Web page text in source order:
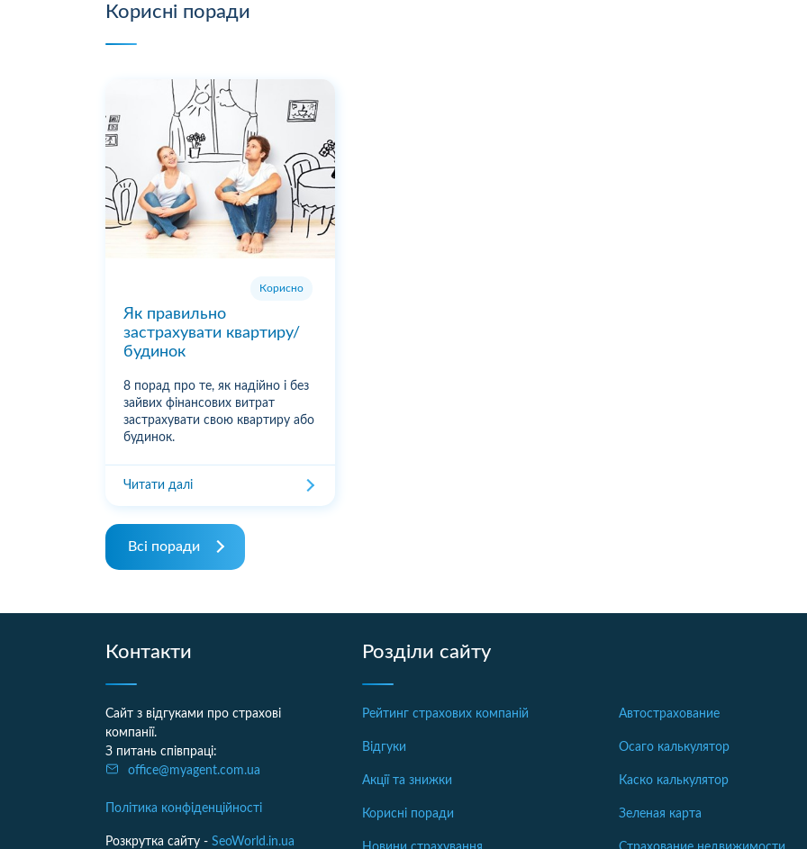
Корисні поради
Корисно
Як правильно
застрахувати квартиру/
будинок
8 порад про те, як надійно і без
зайвих фінансових витрат
застрахувати свою квартиру або
будинок.
Читати далі
Всі поради
Контакти
Сайт з відгуками про страхові
компанії.
З питань співпраці:
office@myagent.com.ua
Політика конфіденційності
Розкрутка сайту - SeoWorld.in.ua
Розділи сайту
Рейтинг страхових компаній
Відгуки
Акції та знижки
Корисні поради
Автострахование
Осаго калькулятор
Каско калькулятор
Зеленая карта